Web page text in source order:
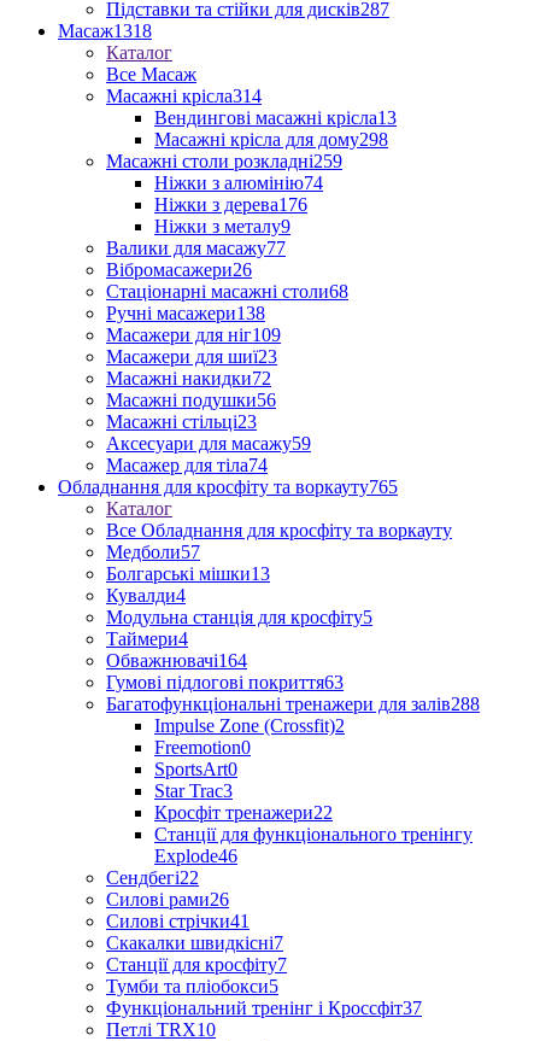
Підставки та стійки для дисків287
Масаж1318
Каталог
Все Масаж
Масажні крісла314
Вендингові масажні крісла13
Масажні крісла для дому298
Масажні столи розкладні259
Ніжки з алюмінію74
Ніжки з дерева176
Ніжки з металу9
Валики для масажу77
Вібромасажери26
Стаціонарні масажні столи68
Ручні масажери138
Масажери для ніг109
Масажери для шиї23
Масажні накидки72
Масажні подушки56
Масажні стільці23
Аксесуари для масажу59
Масажер для тіла74
Обладнання для кросфіту та воркауту765
Каталог
Все Обладнання для кросфіту та воркауту
Медболи57
Болгарські мішки13
Кувалди4
Модульна станція для кросфіту5
Таймери4
Обважнювачі164
Гумові підлогові покриття63
Багатофункціональні тренажери для залів288
Impulse Zone (Crossfit)2
Freemotion0
SportsArt0
Star Trac3
Кросфіт тренажери22
Станції для функціонального тренінгу
Explode46
Сендбегі22
Силові рами26
Силові стрічки41
Скакалки швидкісні7
Станції для кросфіту7
Тумби та пліобокси5
Функціональний тренінг і Кроссфіт37
Петлі TRX10